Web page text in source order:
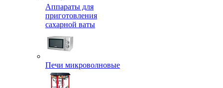
Аппараты для
приготовления
сахарной ваты
Печи микроволновые